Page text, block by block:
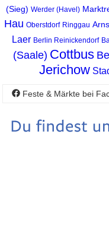
(Sieg) Werder (Havel)
Hau Oberstdorf Ringgau
Laer Berlin Reinickendorf
(Saale) Cottbus
Jerichow
Feste & Märkte bei